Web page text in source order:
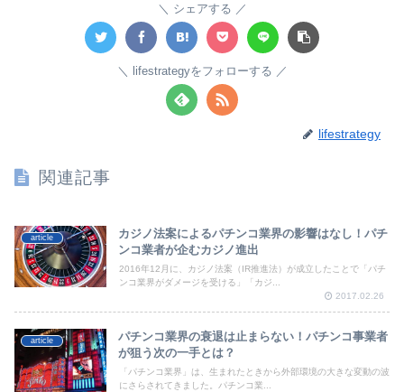
シェアする
lifestrategyをフォローする
lifestrategy
関連記事
article
カジノ法案によるパチンコ業界の影響はなし！パチ
ンコ業者が企むカジノ進出
2016年12月に、カジノ法案（IR推進法）が成立したことで「パチ
ンコ業界がダメージを受ける」「カジ...
2017.02.26
article
パチンコ業界の衰退は止まらない！パチンコ事業者
が狙う次の一手とは？
「パチンコ業界」は、生まれたときから外部環境の大きな変動の波
にさらされてきました。パチンコ業...